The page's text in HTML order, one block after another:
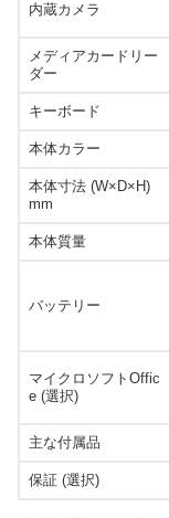
内蔵カメラ
メディアカードリー
ダー
キーボード
本体カラー
本体寸法 (W×D×H)
mm
本体質量
バッテリー
マイクロソフトOffic
e (選択)
主な付属品
保証 (選択)